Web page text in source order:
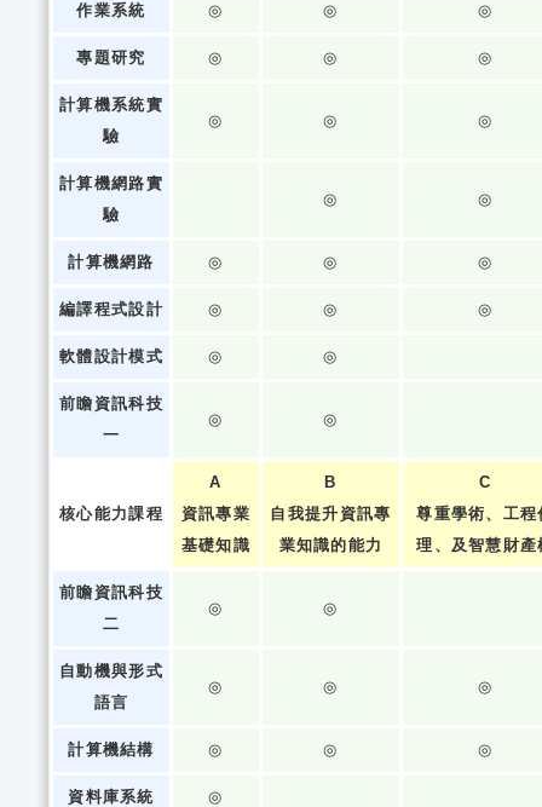
作業系統 ◎ ◎ ◎
專題研究 ◎ ◎ ◎
計算機系統實
驗
◎ ◎ ◎
計算機網路實
驗
◎ ◎
計算機網路 ◎ ◎ ◎
編譯程式設計 ◎ ◎ ◎
軟體設計模式 ◎ ◎
前瞻資訊科技
一
◎ ◎
核心能力課程
A
資訊專業
基礎知識
B
自我提升資訊專
業知識的能力
C
尊重學術、工程
理、及智慧財產
前瞻資訊科技
二
◎ ◎
自動機與形式
語言
◎ ◎ ◎
計算機結構 ◎ ◎ ◎
資料庫系統 ◎